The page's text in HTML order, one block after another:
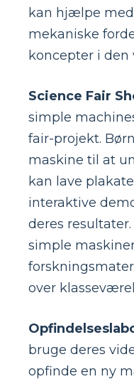
kan hjælpe
mekaniske
koncepter i den
Science Fair
simple
fair-projekt.
maskine til at
kan lave
interaktive
deres
simple
over
bruge deres
opfinde en ny